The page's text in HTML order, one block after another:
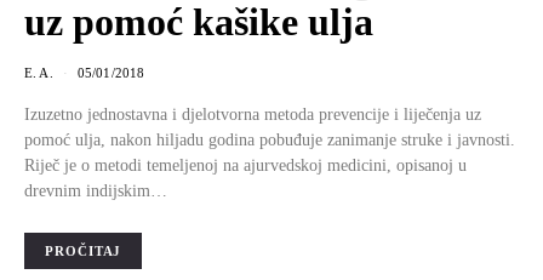
uz pomoć kašike ulja
E. A. 05/01/2018
Izuzetno jednostavna i djelotvorna metoda prevencije i liječenja uz
pomoć ulja, nakon hiljadu godina pobuđuje zanimanje struke i javnosti.
Riječ je o metodi temeljenoj na ajurvedskoj medicini, opisanoj u
drevnim indijskim…
PROČITAJ